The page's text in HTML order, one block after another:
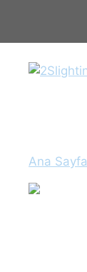
Ana Sayfa